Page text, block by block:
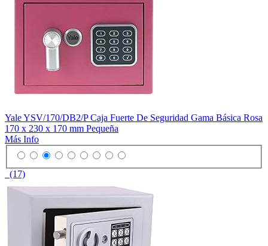
Yale YSV/170/DB2/P Caja Fuerte De Seguridad Gama Básica Rosa
170 x 230 x 170 mm Pequeña
Más Info
(17)